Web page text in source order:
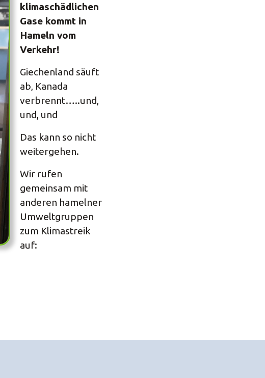
klimaschädlichen
Gase kommt in
Hameln vom
Verkehr!
Giechenland säuft
ab, Kanada
verbrennt…..und,
und, und
Das kann so nicht
weitergehen.
Wir rufen
gemeinsam mit
anderen hamelner
Umweltgruppen
zum Klimastreik
auf: